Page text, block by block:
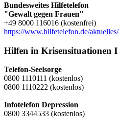
Bundesweites Hilfetelefon
"Gewalt gegen Frauen"
+49 8000 116016 (kostenfrei)
https://www.hilfetelefon.de/aktuelles/
Hilfen in Krisensituationen I
Telefon-Seelsorge
0800 1110111 (kostenlos)
0800 1110222 (kostenlos)
Infotelefon Depression
0800 3344533 (kostenlos)